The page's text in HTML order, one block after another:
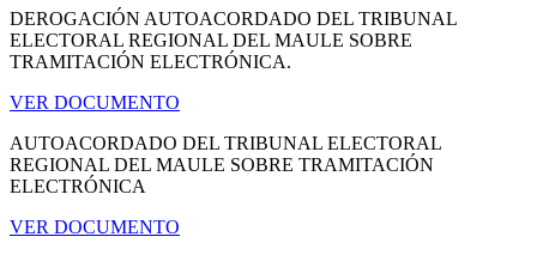
DEROGACIÓN AUTOACORDADO DEL TRIBUNAL
ELECTORAL REGIONAL DEL MAULE SOBRE
TRAMITACIÓN ELECTRÓNICA.
VER DOCUMENTO
AUTOACORDADO DEL TRIBUNAL ELECTORAL
REGIONAL DEL MAULE SOBRE TRAMITACIÓN
ELECTRÓNICA
VER DOCUMENTO